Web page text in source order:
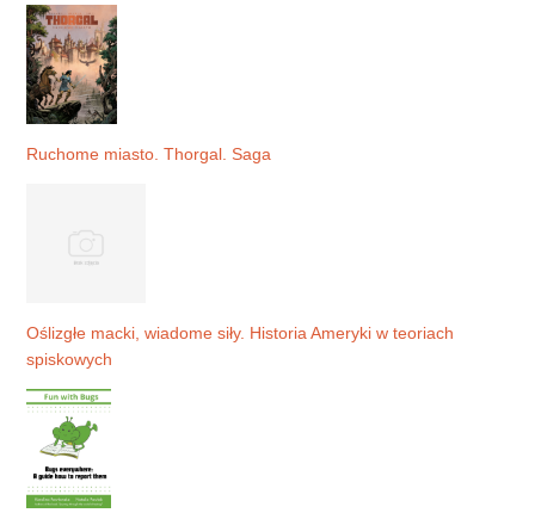
Ruchome miasto. Thorgal. Saga
Oślizgłe macki, wiadome siły. Historia Ameryki w teoriach
spiskowych